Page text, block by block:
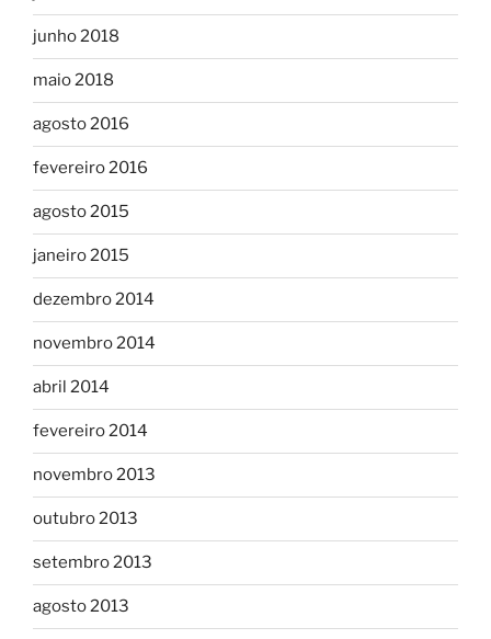
junho 2018
maio 2018
agosto 2016
fevereiro 2016
agosto 2015
janeiro 2015
dezembro 2014
novembro 2014
abril 2014
fevereiro 2014
novembro 2013
outubro 2013
setembro 2013
agosto 2013